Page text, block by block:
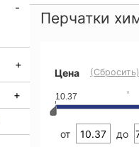
Перчатки
Цена (Сбросить)
10.37
от до